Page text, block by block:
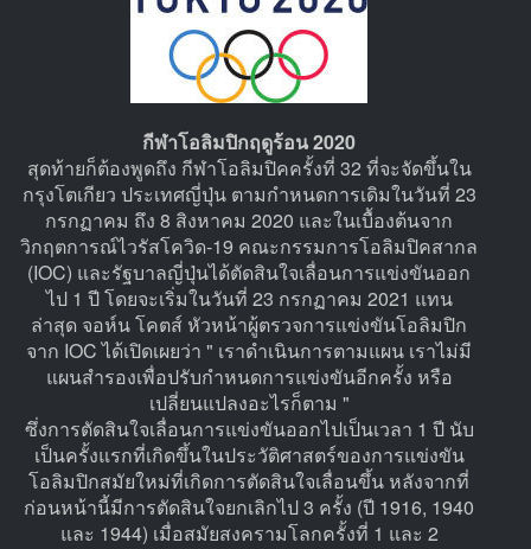
กีฬาโอลิมปิกฤดูร้อน 2020
สุดท้ายก็ต้องพูดถึง กีฬาโอลิมปิคครั้งที่ 32 ที่จะจัดขึ้นใน
กรุงโตเกียว ประเทศญี่ปุ่น ตามกำหนดการเดิมในวันที่ 23
กรกฏาคม ถึง 8 สิงหาคม 2020 และในเบื้องต้นจาก
วิกฤตการณ์ไวรัสโควิด-19 คณะกรรมการโอลิมปิคสากล
(IOC) และรัฐบาลญี่ปุ่นได้ตัดสินใจเลื่อนการแข่งขันออก
ไป 1 ปี โดยจะเริ่มในวันที่ 23 กรกฏาคม 2021 แทน
ล่าสุด จอห์น โคตส์ หัวหน้าผู้ตรวจการแข่งขันโอลิมปิก
จาก IOC ได้เปิดเผยว่า " เราดำเนินการตามแผน เราไม่มี
แผนสำรองเพื่อปรับกำหนดการแข่งขันอีกครั้ง หรือ
เปลี่ยนแปลงอะไรก็ตาม "
ซึ่งการตัดสินใจเลื่อนการแข่งขันออกไปเป็นเวลา 1 ปี นับ
เป็นครั้งแรกที่เกิดขึ้นในประวัติศาสตร์ของการแข่งขัน
โอลิมปิกสมัยใหม่ที่เกิดการตัดสินใจเลื่อนขึ้น หลังจากที่
ก่อนหน้านี้มีการตัดสินใจยกเลิกไป 3 ครั้ง (ปี 1916, 1940
และ 1944) เมื่อสมัยสงครามโลกครั้งที่ 1 และ 2